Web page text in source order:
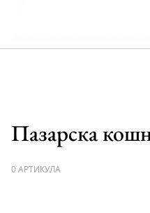
Пазарска
0 АРТИКУЛА